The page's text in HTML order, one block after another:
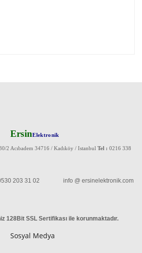
ErsinElektronik
2 Acıbadem 34716 / Kadıköy / Istanbul Tel : 0216 338
0530 203 31 02 info @ ersinelektronik.com
128Bit SSL Sertifikası ile korunmaktadır.
Sosyal Medya